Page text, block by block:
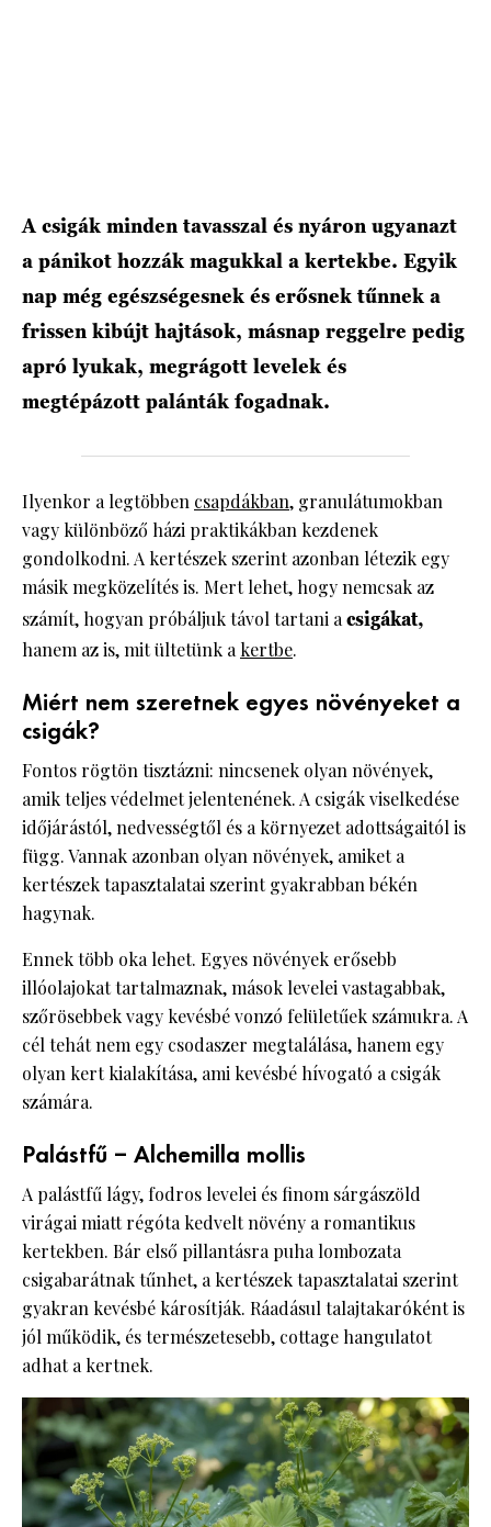
A csigák minden tavasszal és nyáron ugyanazt
a pánikot hozzák magukkal a kertekbe. Egyik
nap még egészségesnek és erősnek tűnnek a
frissen kibújt hajtások, másnap reggelre pedig
apró lyukak, megrágott levelek és
megtépázott palánták fogadnak.
Ilyenkor a legtöbben csapdákban, granulátumokban
vagy különböző házi praktikákban kezdenek
gondolkodni. A kertészek szerint azonban létezik egy
másik megközelítés is. Mert lehet, hogy nemcsak az
számít, hogyan próbáljuk távol tartani a csigákat,
hanem az is, mit ültetünk a kertbe.
Miért nem szeretnek egyes növényeket a
csigák?
Fontos rögtön tisztázni: nincsenek olyan növények,
amik teljes védelmet jelentenének. A csigák viselkedése
időjárástól, nedvességtől és a környezet adottságaitól is
függ. Vannak azonban olyan növények, amiket a
kertészek tapasztalatai szerint gyakrabban békén
hagynak.
Ennek több oka lehet. Egyes növények erősebb
illóolajokat tartalmaznak, mások levelei vastagabbak,
szőrösebbek vagy kevésbé vonzó felületűek számukra. A
cél tehát nem egy csodaszer megtalálása, hanem egy
olyan kert kialakítása, ami kevésbé hívogató a csigák
számára.
Palástfű – Alchemilla mollis
A palástfű lágy, fodros levelei és finom sárgászöld
virágai miatt régóta kedvelt növény a romantikus
kertekben. Bár első pillantásra puha lombozata
csigabarátnak tűnhet, a kertészek tapasztalatai szerint
gyakran kevésbé károsítják. Ráadásul talajtakaróként is
jól működik, és természetesebb, cottage hangulatot
adhat a kertnek.